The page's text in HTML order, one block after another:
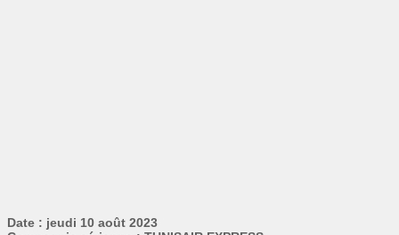
Date : jeudi 10 août 2023